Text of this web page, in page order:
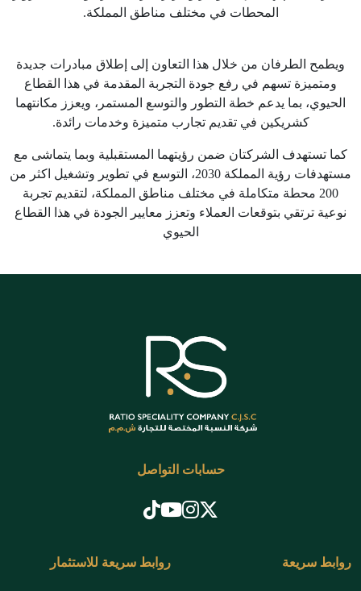
المحطات في مختلف مناطق المملكة.
ويطمح الطرفان من خلال هذا التعاون إلى إطلاق مبادرات جديدة
ومتميزة تسهم في رفع جودة التجربة المقدمة في هذا القطاع
الحيوي، بما يدعم خطة التطور والتوسع المستمر، ويعزز مكانتهما
كشريكين في تقديم تجارب متميزة وخدمات رائدة.
كما تستهدف الشركتان ضمن رؤيتهما المستقبلية وبما يتماشى مع
مستهدفات رؤية المملكة 2030، التوسع في تطوير وتشغيل اكثر من
200 محطة متكاملة في مختلف مناطق المملكة، لتقديم تجربة
نوعية ترتقي بتوقعات العملاء وتعزز معايير الجودة في هذا القطاع
الحيوي
حسابات التواصل
روابط سريعة روابط سريعة للاستثمار